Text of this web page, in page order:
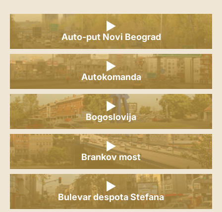
Auto-put Novi Beograd
Autokomanda
Bogoslovija
Brankov most
Bulevar despota Stefana